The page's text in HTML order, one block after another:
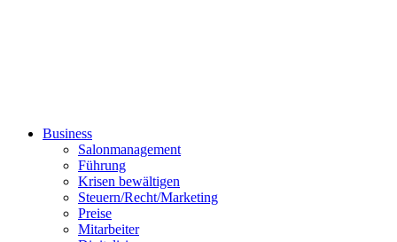
Business
Salonmanagement
Führung
Krisen bewältigen
Steuern/Recht/Marketing
Preise
Mitarbeiter